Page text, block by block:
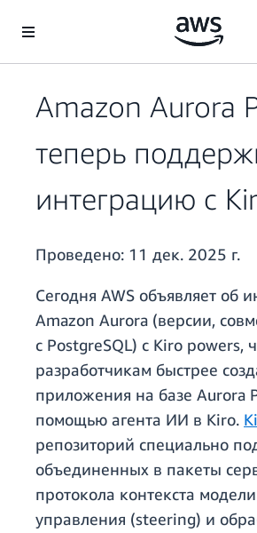
Перейти к главному контенту
Amazon Aurora
теперь
интеграцию с
Проведено: 11 дек. 2025 г.
Сегодня AWS объявляет об
Amazon Aurora (версии,
с PostgreSQL) с Kiro powers,
разработчикам быстрее
приложения на базе Aurora
помощью агента ИИ в Kiro.
репозиторий специально
объединенных в пакеты
протокола контекста
управления (steering) и